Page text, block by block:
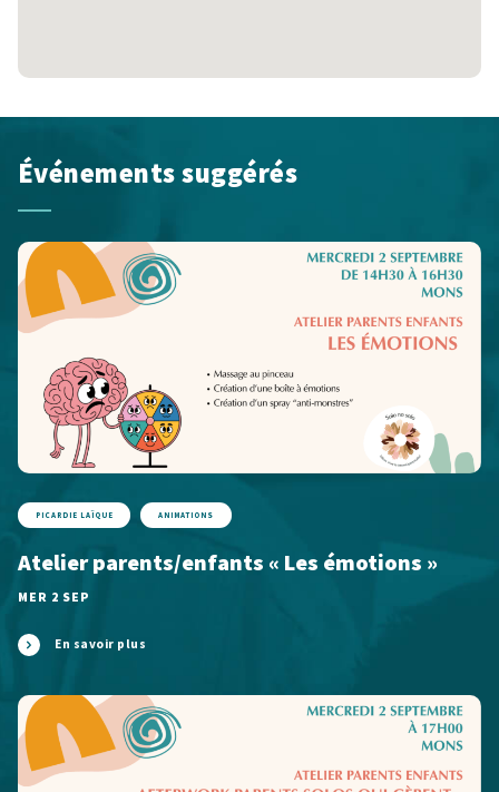
Événements suggérés
PICARDIE LAÏQUE ANIMATIONS
Atelier parents/enfants « Les émotions »
MER 2 SEP
En savoir plus